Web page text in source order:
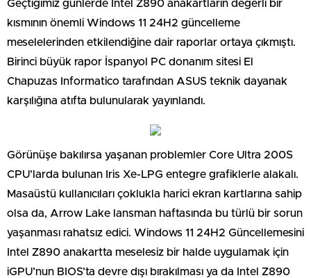
Geçtiğimiz günlerde Intel Z890 anakartların değerli bir
kısmının önemli Windows 11 24H2 güncelleme
meselelerinden etkilendiğine dair raporlar ortaya çıkmıştı.
Birinci büyük rapor İspanyol PC donanım sitesi El
Chapuzas Informatico tarafından ASUS teknik dayanak
karşılığına atıfta bulunularak yayınlandı.
Görünüşe bakılırsa yaşanan problemler Core Ultra 200S
CPU’larda bulunan Iris Xe-LPG entegre grafiklerle alakalı.
Masaüstü kullanıcıları çoklukla harici ekran kartlarına sahip
olsa da, Arrow Lake lansman haftasında bu türlü bir sorun
yaşanması rahatsız edici. Windows 11 24H2 Güncellemesini
Intel Z890 anakartta meselesiz bir halde uygulamak için
iGPU’nun BIOS’ta devre dışı bırakılması ya da Intel Z890